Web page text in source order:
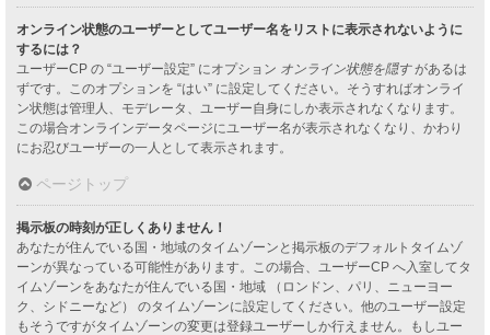
オンライン状態のユーザーとしてユーザー名をリストに表示されないように
するには？
ユーザーCP の “ユーザー設定” にオプション オンライン状態を隠すがあるは
ずです。このオプションを “はい” に設定してください。そうすればオンライ
ン状態は管理人、モデレータ、ユーザー自身にしか表示されなくなります。
この場合オンラインデータページにユーザー名が表示されなくなり、かわり
にお忍びユーザーの一人として表示されます。
ページトップ
掲示板の時刻が正しくありません！
あなたが住んでいる国・地域のタイムゾーンと掲示板のデフォルトタイムゾ
ーンが異なっている可能性があります。この場合、ユーザーCP へ入室してタ
イムゾーンをあなたが住んでいる国・地域 （ロンドン、パリ、ニューヨー
ク、シドニーなど） のタイムゾーンに設定してください。他のユーザー設定
もそうですがタイムゾーンの変更は登録ユーザーしか行えません。もしユー